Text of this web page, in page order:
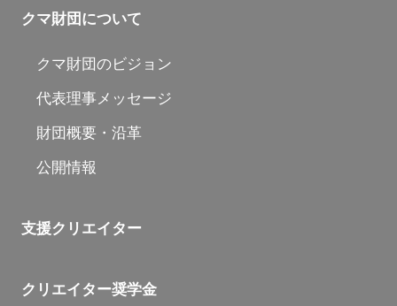
クマ財団について
クマ財団のビジョン
代表理事メッセージ
財団概要・沿革
公開情報
支援クリエイター
クリエイター奨学金